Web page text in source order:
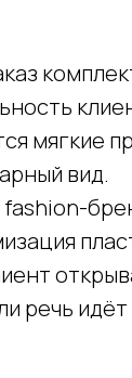
мягкие
вид.
речь